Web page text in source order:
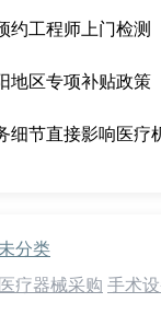
约工程师上门检测
地区专项补贴政策
细节直接影响医疗
分类
医疗器械采购 手术